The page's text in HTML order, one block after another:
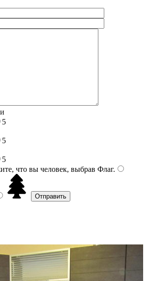
5
5
5
что вы человек, выбрав Флаг.